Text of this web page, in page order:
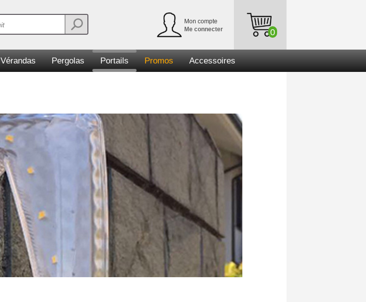
Mon compte
Me connecter
0
Vérandas Pergolas Portails Promos Accessoires